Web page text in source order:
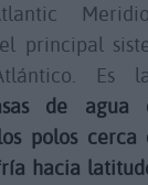
principal
Es
de agua
polos
hacia